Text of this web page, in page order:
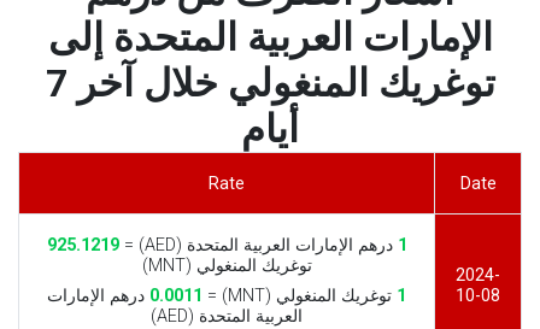
الإمارات العربية المتحدة إلى
توغريك المنغولي خلال آخر 7
أيام
Date
Rate
2024-
10-08
1 درهم الإمارات العربية المتحدة (AED) =
925.1219
توغريك المنغولي (MNT)
1 توغريك المنغولي (MNT) = 0.0011 درهم الإمارات
العربية المتحدة (AED)